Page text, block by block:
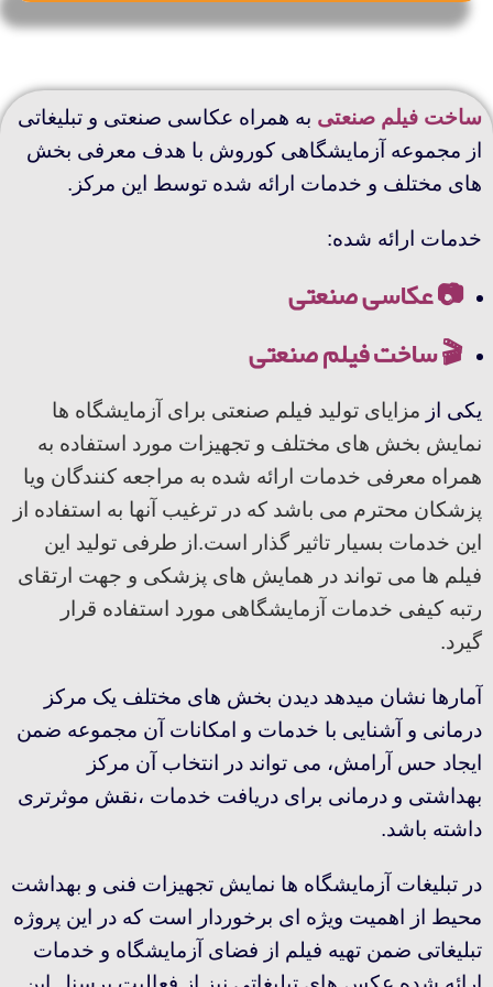
ساخت فیلم صنعتی به همراه عکاسی صنعتی و تبلیغاتی
از مجموعه آزمایشگاهی کوروش با هدف معرفی بخش
های مختلف و خدمات ارائه شده توسط این مرکز.
خدمات ارائه شده:
📷عکاسی صنعتی
🎬ساخت فیلم صنعتی
یکی از مزایای تولید فیلم صنعتی برای آزمایشگاه ها
نمایش بخش های مختلف و تجهیزات مورد استفاده به
همراه معرفی خدمات ارائه شده به مراجعه کنندگان ویا
پزشکان محترم می باشد که در ترغیب آنها به استفاده از
این خدمات بسیار تاثیر گذار است.از طرفی تولید این
فیلم ها می تواند در همایش های پزشکی و جهت ارتقای
رتبه کیفی خدمات آزمایشگاهی مورد استفاده قرار
گیرد.
آمارها نشان میدهد دیدن بخش های مختلف یک مرکز
درمانی و آشنایی با خدمات و امکانات آن مجموعه ضمن
ایجاد حس آرامش، می تواند در انتخاب آن مرکز
بهداشتی و درمانی برای دریافت خدمات ،نقش موثرتری
داشته باشد.
در تبلیغات آزمایشگاه ها نمایش تجهیزات فنی و بهداشت
محیط از اهمیت ویژه ای برخوردار است که در این پروژه
تبلیغاتی ضمن تهیه فیلم از فضای آزمایشگاه و خدمات